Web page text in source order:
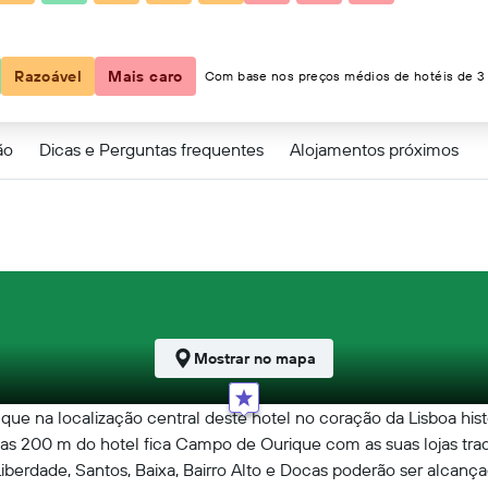
Dicas e Perguntas frequentes Alojamentos próximos
na localização central deste hotel no coração da Lisboa
200 m do hotel fica Campo de Ourique com as suas lojas
Santos, Baixa, Bairro Alto e Docas poderão ser
Mostrar no mapa
Razoável Mais caro Com base nos preços médios de hotéis de